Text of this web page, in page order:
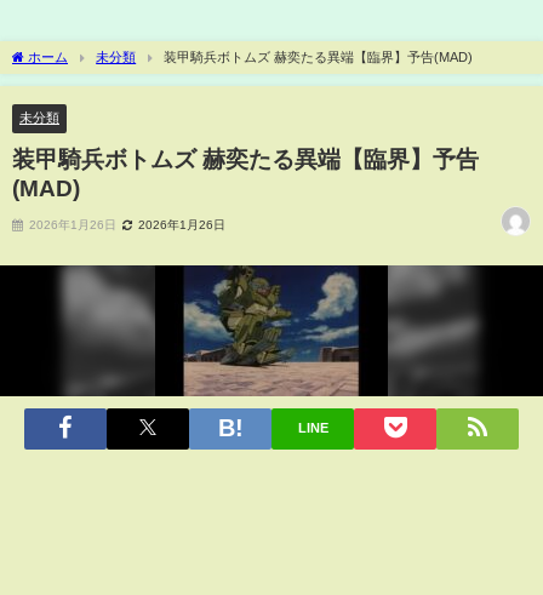
ホーム 未分類 装甲騎兵ボトムズ 赫奕たる異端【臨界】予告(MAD)
未分類
装甲騎兵ボトムズ 赫奕たる異端【臨界】予告
(MAD)
2026年1月26日 2026年1月26日
LINE